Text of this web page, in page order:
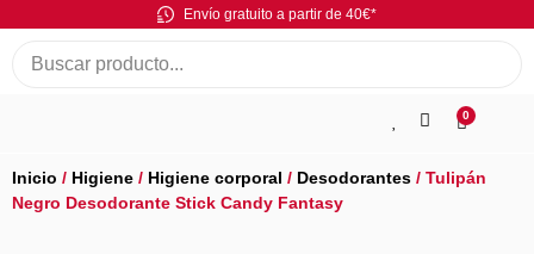
Envío gratuito a partir de 40€*
0
Inicio / Higiene / Higiene corporal / Desodorantes / Tulipán
Negro Desodorante Stick Candy Fantasy